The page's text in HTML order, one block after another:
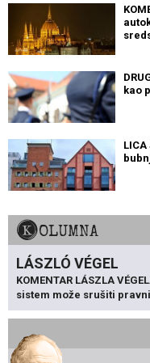
kao
KOLUMNA
LÁSZLÓ VÉGEL
KOMENTAR LÁSZLA
sistem može srušiti